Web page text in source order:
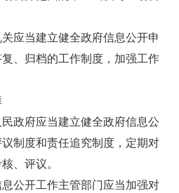
应当建立健全政府信息公开申
、归档的工作制度，加强工作
政府应当建立健全政府信息公
制度和责任追究制度，定期对
、评议。
公开工作主管部门应当加强对